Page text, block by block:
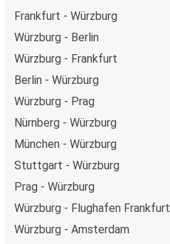
Frankfurt - Würzburg
Würzburg - Berlin
Würzburg - Frankfurt
Berlin - Würzburg
Würzburg - Prag
Nürnberg - Würzburg
München - Würzburg
Stuttgart - Würzburg
Prag - Würzburg
Würzburg - Flughafen Frankfurt
Würzburg - Amsterdam